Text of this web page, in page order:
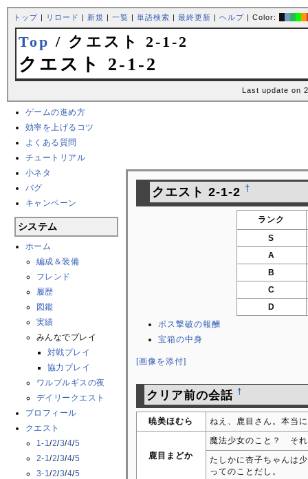
トップ| リロード | 新規 | 一覧 | 単語検索 | 最終更新 | ヘルプ| Color:
Top / クエスト 2-1-2
クエスト 2-1-2
Last update on
ゲームの進め方
効率を上げるコツ
よくある質問
チュートリアル
小ネタ
バグ
キャンペーン
システム
ホーム
編成＆装備
フレンド
履歴
図鑑
実績
みんなでプレイ
対戦プレイ
協力プレイ
ワルプルギスの夜
デイリークエスト
プロフィール
クエスト
1-1/2/3/4/5
2-1/2/3/4/5
3-1/2/3/4/5
クエスト 2-1-2 †
ランク
S
A
B
C
D
ボス撃破の報酬
宝箱の中身
[画像を添付]
クリア前の会話 †
暁美ほむら ねえ、鹿目さん。本当
鹿目まどか
魔法少女のこと？ そ
たしかに杏子ちゃんは
ってのことだし。